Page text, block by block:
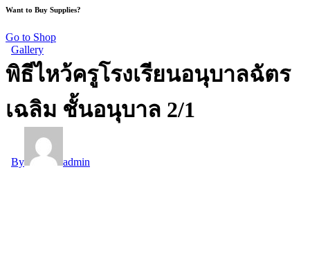
Want to Buy Supplies?
Go to Shop
Gallery
พิธีไหว้ครูโรงเรียนอนุบาลฉัตร
เฉลิม ชั้นอนุบาล 2/1
By admin